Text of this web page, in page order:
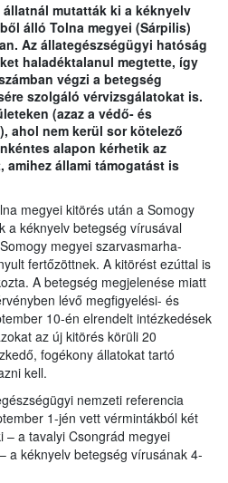
állatnál mutatták ki a kéknyelv
álló Tolna megyei (Sárpilis)
Az állategészségügyi hatóság
haladéktalanul megtette, így
végzi a betegség
szolgáló vérvizsgálatokat is.
(azaz a védő- és
ahol nem kerül sor kötelező
alapon kérhetik az
amihez állami támogatást is
megyei kitörés után a Somogy
a kéknyelv betegség vírusával
megyei szarvasmarha-
fertőzöttnek. A kitörést ezúttal is
A betegség megjelenése miatt
lévő megfigyelési- és
10-én elrendelt intézkedések
az új kitörés körüli 20
fogékony állatokat tartó
kell.
nemzeti referencia
1-jén vett vérmintákból két
– a tavalyi Csongrád megyei
a kéknyelv betegség vírusának 4-